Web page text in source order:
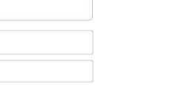
Name*
Email*